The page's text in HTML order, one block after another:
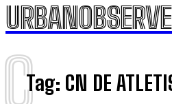
Tag: CN DE
C